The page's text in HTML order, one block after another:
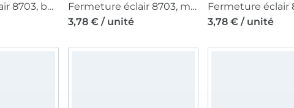
Fermeture éclair 8703, beige
Fermeture éclair 8703, marron foncé
3,78 € / unité
3,78 € / unité